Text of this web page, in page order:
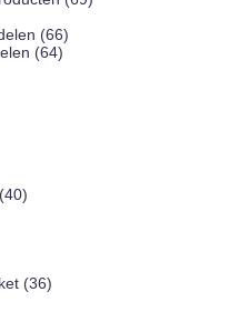
(66)
(64)
(36)